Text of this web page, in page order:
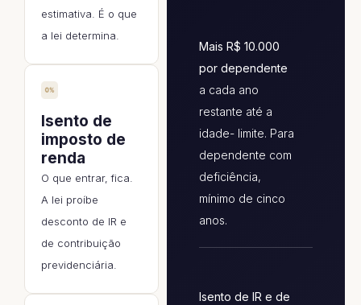
estimativa. É o que
a lei determina.
Isento de
imposto de
renda
O que entrar, fica.
A lei proíbe
desconto de IR e
de contribuição
previdenciária.
Mais R$ 10.000
por dependente
a cada ano
restante até a
idade- limite. Para
dependente com
deficiência,
mínimo de cinco
anos.
Isento de IR e de